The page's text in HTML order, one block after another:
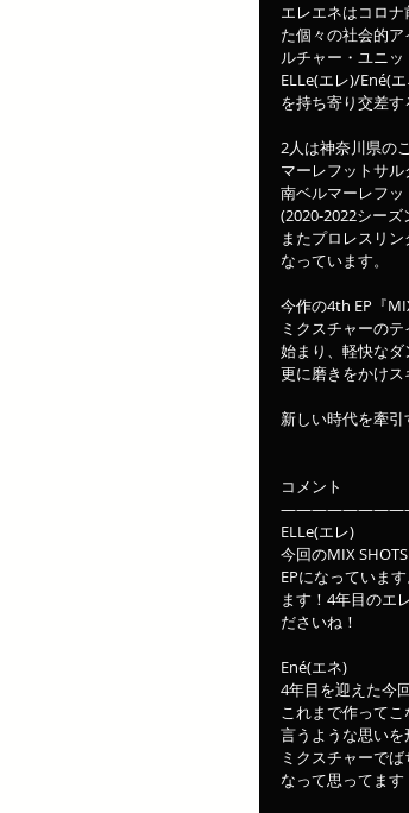
エレエネはコロ
た個々の社会的
ルチャー・ユニッ
ELLe(エレ)/Ené(
を持ち寄り交差す
2人は神奈川県の
マーレフットサ
南ベルマーレフッ
(2020-2022シーズ
またプロレスリ
なっています。
今作の4th EP『
ミクスチャーの
始まり、軽快な
更に磨きをかけス
新しい時代を牽引
コメント
ELLe(エレ)
今回のMIX
EPになっていま
ます！4年目のエ
ださいね！
Ené(エネ)
4年目を迎えた今
これまで作って
言うような思いを
ミクスチャーで
なって思ってます